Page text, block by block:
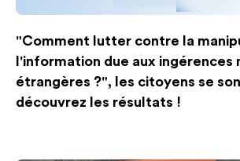
"Comment lutter contre la
l'information due aux ingérences
étrangères ?", les citoyens se
découvrez les résultats !